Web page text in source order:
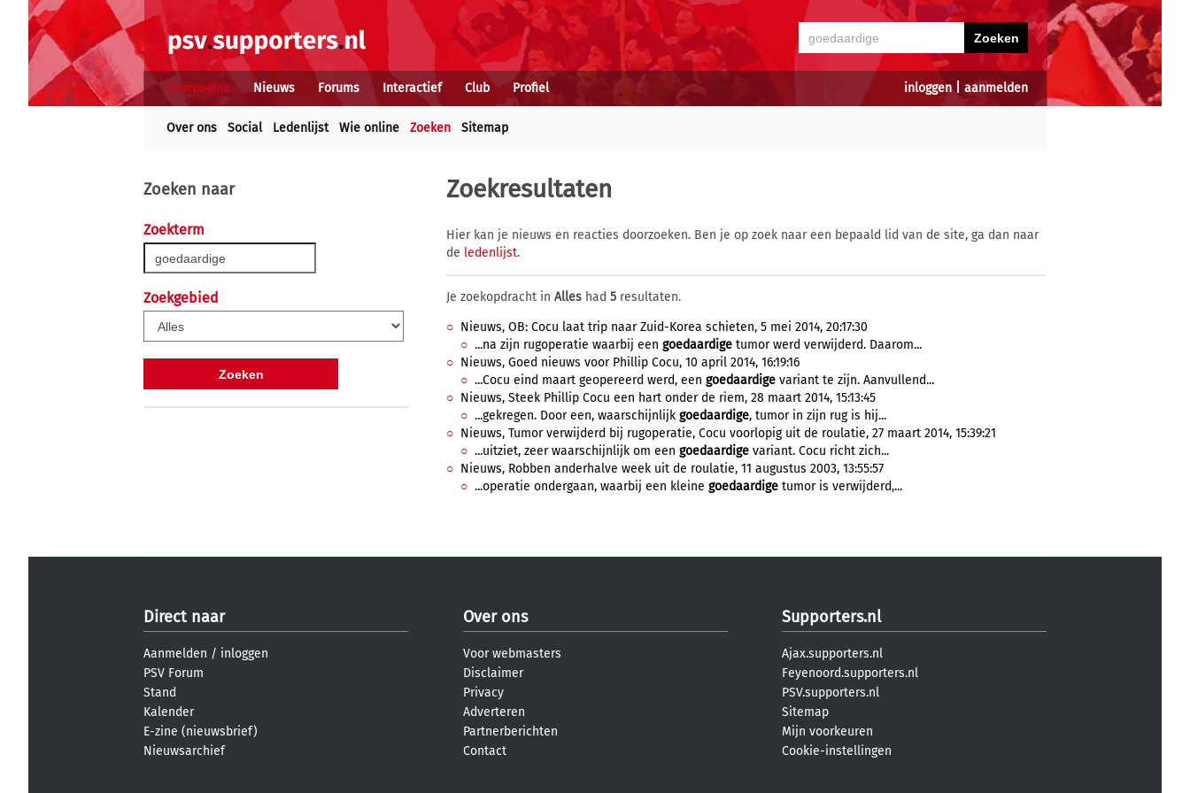
inloggen| aanmelden
Voorpagina Nieuws Forums Interactief Club Profiel
Over ons Social Ledenlijst Wie online Zoeken Sitemap
Zoeken naar
Zoekterm
Zoekgebied
Zoekresultaten
Hier kan je nieuws en reacties doorzoeken. Ben je op zoek naar een bepaald lid van de site, ga dan naar
de ledenlijst.
Je zoekopdracht in Alles had 5 resultaten.
Nieuws, OB: Cocu laat trip naar Zuid-Korea schieten, 5 mei 2014, 20:17:30
...na zijn rugoperatie waarbij een goedaardige tumor werd verwijderd. Daarom...
Nieuws, Goed nieuws voor Phillip Cocu, 10 april 2014, 16:19:16
...Cocu eind maart geopereerd werd, een goedaardige variant te zijn. Aanvullend...
Nieuws, Steek Phillip Cocu een hart onder de riem, 28 maart 2014, 15:13:45
...gekregen. Door een, waarschijnlijk goedaardige, tumor in zijn rug is hij...
Nieuws, Tumor verwijderd bij rugoperatie, Cocu voorlopig uit de roulatie, 27 maart 2014, 15:39:21
...uitziet, zeer waarschijnlijk om een goedaardige variant. Cocu richt zich...
Nieuws, Robben anderhalve week uit de roulatie, 11 augustus 2003, 13:55:57
...operatie ondergaan, waarbij een kleine goedaardige tumor is verwijderd,...
Direct naar
Aanmelden / inloggen
PSV Forum
Stand
Kalender
E-zine (nieuwsbrief)
Nieuwsarchief
Over ons
Voor webmasters
Disclaimer
Privacy
Adverteren
Partnerberichten
Contact
Supporters.nl
Ajax.supporters.nl
Feyenoord.supporters.nl
PSV.supporters.nl
Sitemap
Mijn voorkeuren
Cookie-instellingen